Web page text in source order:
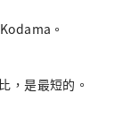
。
，是最短的。